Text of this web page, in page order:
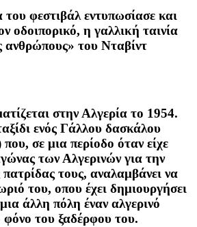
φεστιβάλ εντυπωσίασε και
οδοιπορικό, η γαλλική ταινία
του Νταβίντ
στην Αλγερία το 1954.
ενός Γάλλου δασκάλου
σε μια περίοδο όταν είχε
των Αλγερινών για την
τους, αναλαμβάνει να
του, οπου έχει δημιουργήσει
άλλη πόλη έναν αλγερινό
φόνο του ξαδέρφου του.